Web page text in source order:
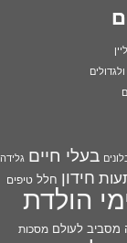
בעלי חיים גלידה
חידון חלל טיפיםהולדת
מסביב לעולם מסכות